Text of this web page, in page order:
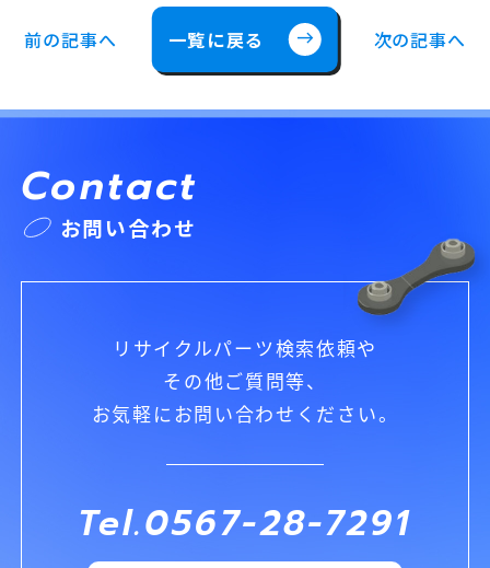
前の記事へ 次の記事へ
一覧に戻る east
Contact
お問い合わせ
リサイクルパーツ検索依頼や
その他ご質問等、
お気軽にお問い合わせください。
Tel.0567-28-7291